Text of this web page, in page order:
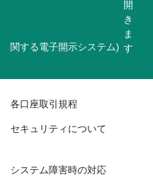
関する電子開示システム)
各口座取引規程
セキュリティについて
システム障害時の対応